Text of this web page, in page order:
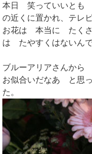
本日 笑っていいとも
の近くに置かれ、テレ
お花は 本当に たくさ
は たやすくはないん
ブルーアリアさんか
お似合いだなあ と思
た。